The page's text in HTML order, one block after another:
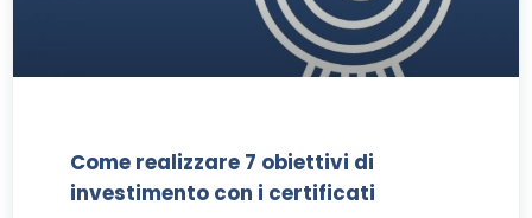
Come realizzare 7 obiettivi di
investimento con i certificati